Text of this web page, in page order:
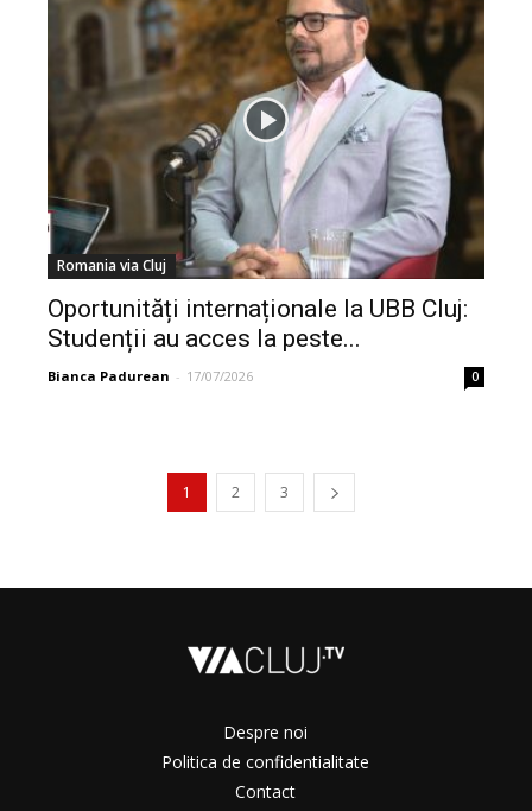
Romania via Cluj
Oportunități internaționale la UBB Cluj:
Studenții au acces la peste...
Bianca Padurean - 17/07/2026 0
1 2 3
Despre noi
Politica de confidentialitate
Contact